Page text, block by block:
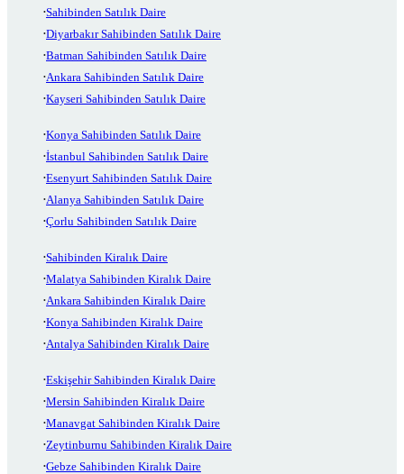
Sahibinden Satılık Daire
Diyarbakır Sahibinden Satılık Daire
Batman Sahibinden Satılık Daire
Ankara Sahibinden Satılık Daire
Kayseri Sahibinden Satılık Daire
Konya Sahibinden Satılık Daire
İstanbul Sahibinden Satılık Daire
Esenyurt Sahibinden Satılık Daire
Alanya Sahibinden Satılık Daire
Çorlu Sahibinden Satılık Daire
Sahibinden Kiralık Daire
Malatya Sahibinden Kiralık Daire
Ankara Sahibinden Kiralık Daire
Konya Sahibinden Kiralık Daire
Antalya Sahibinden Kiralık Daire
Eskişehir Sahibinden Kiralık Daire
Mersin Sahibinden Kiralık Daire
Manavgat Sahibinden Kiralık Daire
Zeytinburnu Sahibinden Kiralık Daire
Gebze Sahibinden Kiralık Daire